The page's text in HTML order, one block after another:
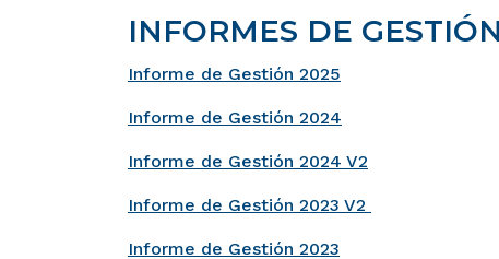
INFORMES DE GESTIÓN
Informe de Gestión 2025
Informe de Gestión 2024
Informe de Gestión 2024 V2
Informe de Gestión 2023 V2
Informe de Gestión 2023